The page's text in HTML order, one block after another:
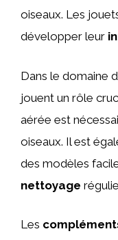
oiseaux. Les
développer leur
Dans le domaine
jouent un rôle
aérée est
oiseaux. Il est
des modèles
nettoyage
Les